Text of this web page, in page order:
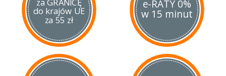
do krajów UE
za 55 zł
e-RATY 0%
w 15 minut